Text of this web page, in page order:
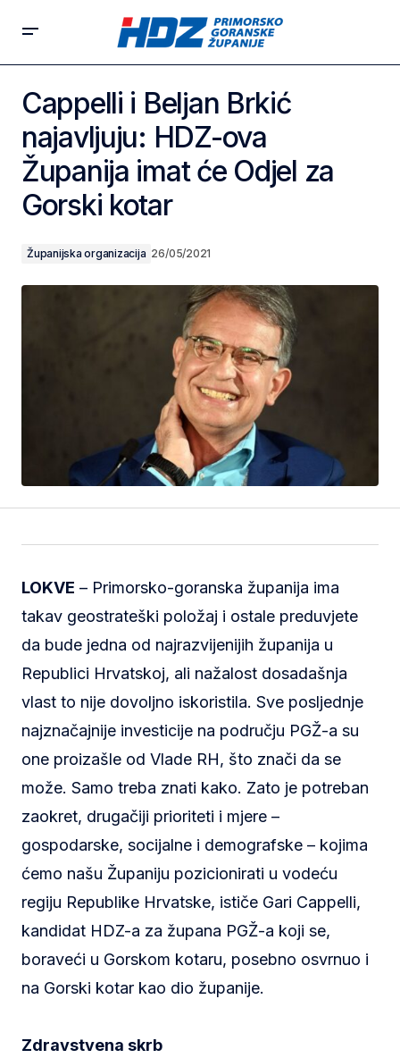
Cappelli i Beljan Brkić
najavljuju: HDZ-ova
Županija imat će Odjel za
Gorski kotar
Županijska organizacija 26/05/2021
LOKVE – Primorsko-goranska županija ima
takav geostrateški položaj i ostale preduvjete
da bude jedna od najrazvijenijih županija u
Republici Hrvatskoj, ali nažalost dosadašnja
vlast to nije dovoljno iskoristila. Sve posljednje
najznačajnije investicije na području PGŽ-a su
one proizašle od Vlade RH, što znači da se
može. Samo treba znati kako. Zato je potreban
zaokret, drugačiji prioriteti i mjere –
gospodarske, socijalne i demografske – kojima
ćemo našu Županiju pozicionirati u vodeću
regiju Republike Hrvatske, ističe Gari Cappelli,
kandidat HDZ-a za župana PGŽ-a koji se,
boraveći u Gorskom kotaru, posebno osvrnuo i
na Gorski kotar kao dio županije.
Zdravstvena skrb